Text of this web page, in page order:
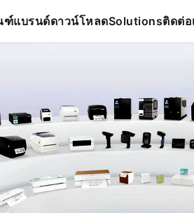
ฑ์แบรนด์ดาวน์โหลดSolutionsติดต่อ